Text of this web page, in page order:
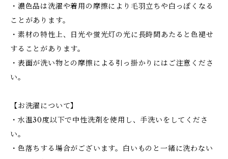
・濃色品は洗濯や着用の摩擦により毛羽立ちや白っぽくなる
ことがあります。
・素材の特性上、日光や蛍光灯の光に長時間あたると色褪せ
することがあります。
・表面が洗い物との摩擦による引っ掛かりにはご注意くださ
い。
【お洗濯について】
・水温30度以下で中性洗剤を使用し、手洗いをしてくださ
い。
・色落ちする場合がございます。白いものと一緒に洗わない